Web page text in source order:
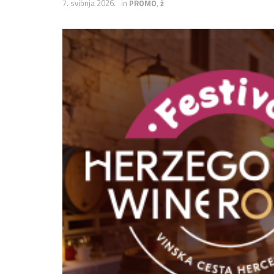
7. svibnja 2026. in PROMO, ž